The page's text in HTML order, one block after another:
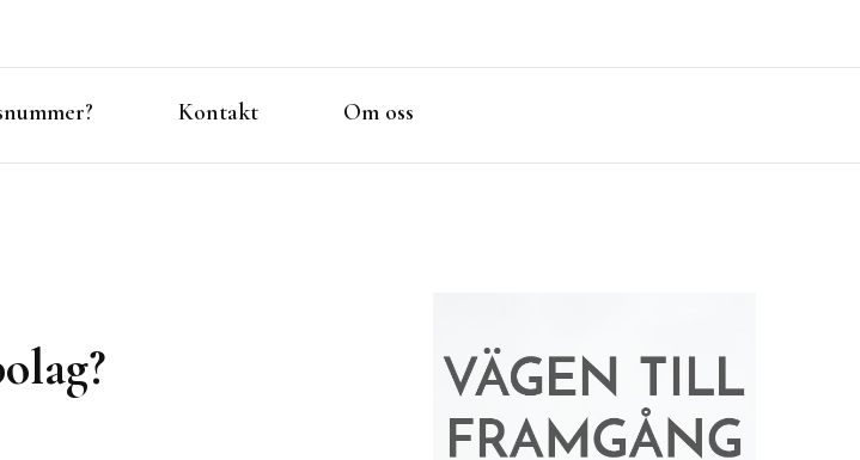
Kontakt Om oss